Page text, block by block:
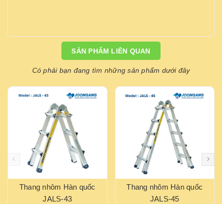
SẢN PHẨM LIÊN QUAN
Có phải bạn đang tìm những sản phẩm dưới đây
Thang nhôm Hàn quốc
JALS-43
Thang nhôm Hàn quốc
JALS-45